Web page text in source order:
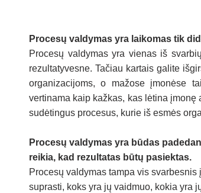
Procesų valdymas yra laikomas tik
Procesų valdymas yra vienas iš
rezultatyvesne. Tačiau kartais galite
organizacijoms, o mažose įmonėse
vertinama kaip kažkas, kas lėtina
sudėtingus procesus, kurie iš esmės
Procesų valdymas yra būdas
reikia, kad rezultatas būtų pasiektas.
Procesų valdymas tampa vis
suprasti, koks yra jų vaidmuo, kokia yra